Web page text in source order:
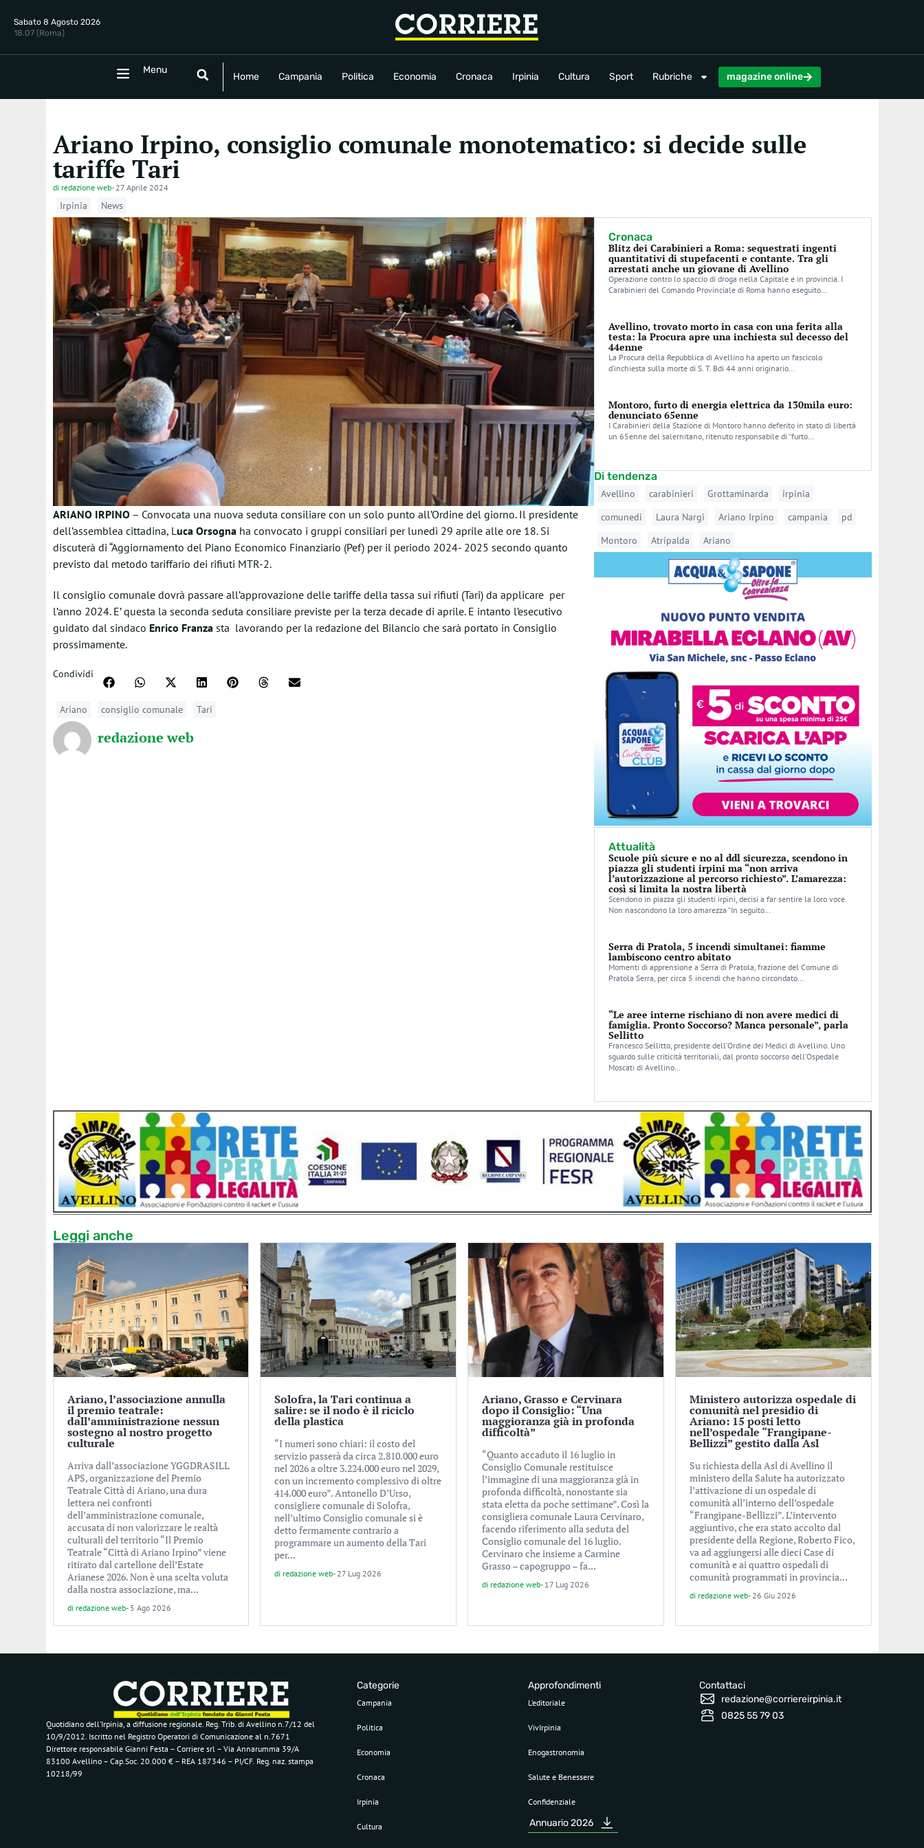
Sabato 8 Agosto 2026
18.07 (Roma)
Menu
Home Campania Politica Economia Cronaca Irpinia Cultura Sport Rubriche magazine online
Home Campania Politica Economia Cronaca Irpinia Sport Rubriche
Ariano Irpino, consiglio comunale monotematico: si decide sulle
tariffe Tari
di redazione web- 27 Aprile 2024
Irpinia News
ARIANO IRPINO – Convocata una nuova seduta consiliare con un solo punto all’Ordine del giorno. Il presidente
dell’assemblea cittadina, Luca Orsognaha convocato i gruppi consiliari per lunedì 29 aprile alle ore 18. Si
discuterà di “Aggiornamento del Piano Economico Finanziario (Pef) per il periodo 2024- 2025 secondo quanto
previsto dal metodo tariffario dei rifiuti MTR-2.
Il consiglio comunale dovrà passare all’approvazione delle tariffe della tassa sui rifiuti (Tari) da applicare per
l’anno 2024. E’ questa la seconda seduta consiliare previste per la terza decade di aprile. E intanto l’esecutivo
guidato dal sindaco Enrico Franzasta lavorando per la redazione del Bilancio che sarà portato in Consiglio
prossimamente.
Condividi
Ariano consiglio comunale Tari
redazione web
Cronaca
Blitz dei Carabinieri a Roma: sequestrati ingenti
quantitativi di stupefacenti e contante. Tra gli
arrestati anche un giovane di Avellino
Operazione contro lo spaccio di droga nella Capitale e in provincia. I
Carabinieri del Comando Provinciale di Roma hanno eseguito…
Avellino, trovato morto in casa con una ferita alla
testa: la Procura apre una inchiesta sul decesso del
44enne
La Procura della Repubblica di Avellino ha aperto un fascicolo
d’inchiesta sulla morte di S. T. Bdi 44 anni originario…
Montoro, furto di energia elettrica da 130mila euro:
denunciato 65enne
I Carabinieri della Stazione di Montoro hanno deferito in stato di libertà
un 65enne del salernitano, ritenuto responsabile di “furto…
Di tendenza
Avellino carabinieri Grottaminarda
irpinia
comunedi
Laura Nargi Ariano Irpino campania
pd
Montoro
Atripalda Ariano
Attualità
Scuole più sicure e no al ddl sicurezza, scendono in
piazza gli studenti irpini ma “non arriva
l’autorizzazione al percorso richiesto”. L’amarezza:
così si limita la nostra libertà
Scendono in piazza gli studenti irpini, decisi a far sentire la loro voce.
Non nascondono la loro amarezza “In seguito…
Serra di Pratola, 5 incendi simultanei: fiamme
lambiscono centro abitato
Momenti di apprensione a Serra di Pratola, frazione del Comune di
Pratola Serra, per circa 5 incendi che hanno circondato…
“Le aree interne rischiano di non avere medici di
famiglia. Pronto Soccorso? Manca personale”, parla
Sellitto
Francesco Sellitto, presidente dell’Ordine dei Medici di Avellino. Uno
sguardo sulle criticità territoriali, dal pronto soccorso dell’Ospedale
Moscati di Avellino…
Leggi anche
Ariano, l’associazione annulla
il premio teatrale:
dall’amministrazione nessun
sostegno al nostro progetto
culturale
Arriva dall’associazione YGGDRASILL
APS, organizzazione del Premio
Teatrale Città di Ariano, una dura
lettera nei confronti
dell’amministrazione comunale,
accusata di non valorizzare le realtà
culturali del territorio “Il Premio
Teatrale “Città di Ariano Irpino” viene
ritirato dal cartellone dell’Estate
Arianese 2026. Non è una scelta voluta
dalla nostra associazione, ma...
di redazione web- 5 Ago 2026
Solofra, la Tari continua a
salire: se il nodo è il riciclo
della plastica
“I numeri sono chiari: il costo del
servizio passerà da circa 2.810.000 euro
nel 2026 a oltre 3.224.000 euro nel 2029,
con un incremento complessivo di oltre
414.000 euro”. Antonello D’Urso,
consigliere comunale di Solofra,
nell’ultimo Consiglio comunale si è
detto fermamente contrario a
programmare un aumento della Tari
per...
di redazione web- 27 Lug 2026
Ariano, Grasso e Cervinara
dopo il Consiglio: “Una
maggioranza già in profonda
difficoltà”
“Quanto accaduto il 16 luglio in
Consiglio Comunale restituisce
l’immagine di una maggioranza già in
profonda difficoltà, nonostante sia
stata eletta da poche settimane”. Così la
consigliera comunale Laura Cervinaro,
facendo riferimento alla seduta del
Consiglio comunale del 16 luglio.
Cervinaro che insieme a Carmine
Grasso – capogruppo – fa...
di redazione web- 17 Lug 2026
Ministero autorizza ospedale di
comunità nel presidio di
Ariano: 15 posti letto
nell’ospedale “Frangipane-
Bellizzi” gestito dalla Asl
Su richiesta della Asl di Avellino il
ministero della Salute ha autorizzato
l’attivazione di un ospedale di
comunità all’interno dell’ospedale
“Frangipane-Bellizzi”. L’intervento
aggiuntivo, che era stato accolto dal
presidente della Regione, Roberto Fico,
va ad aggiungersi alle dieci Case di
comunità e ai quattro ospedali di
comunità programmati in provincia...
di redazione web- 26 Giu 2026
Quotidiano dell’Irpinia, a diffusione regionale. Reg. Trib. di Avellino n.7/12 del
10/9/2012. Iscritto nel Registro Operatori di Comunicazione al n.7671
Direttore responsabile Gianni Festa – Corriere srl – Via Annarumma 39/A
83100 Avellino – Cap.Soc. 20.000 € – REA 187346 – PI/CF. Reg. naz. stampa
10218/99
Categorie
Campania
Politica
Economia
Cronaca
Irpinia
Cultura
Approfondimenti
L’editoriale
VivIrpinia
Enogastronomia
Salute e Benessere
Confidenziale
Annuario 2026
Contattaci
redazione@corriereirpinia.it
0825 55 79 03